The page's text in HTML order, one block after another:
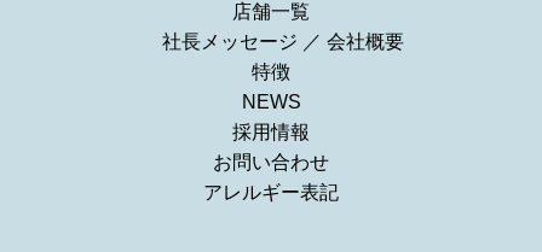
店舗一覧
社長メッセージ ／ 会社概要
特徴
NEWS
採用情報
お問い合わせ
アレルギー表記